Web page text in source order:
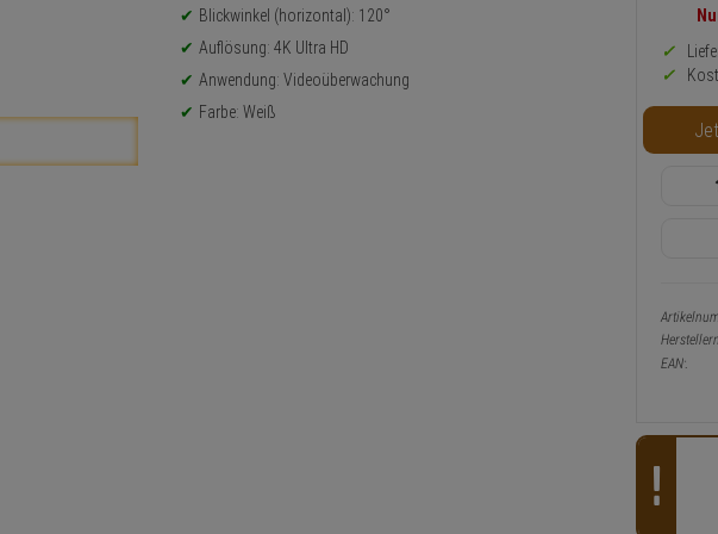
Blickwinkel (horizontal): 120°
Auflösung: 4K Ultra HD
Anwendung: Videoüberwachung
Farbe: Weiß
Preis,
und
oder
Button
EAN: